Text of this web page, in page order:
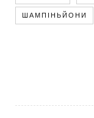
ШАМПІНЬЙОНИ